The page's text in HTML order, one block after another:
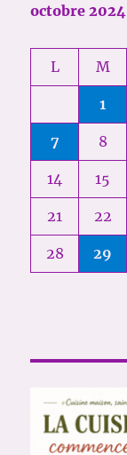
octobre 2024
L M
1
7 8
14 15
21 22
28 29